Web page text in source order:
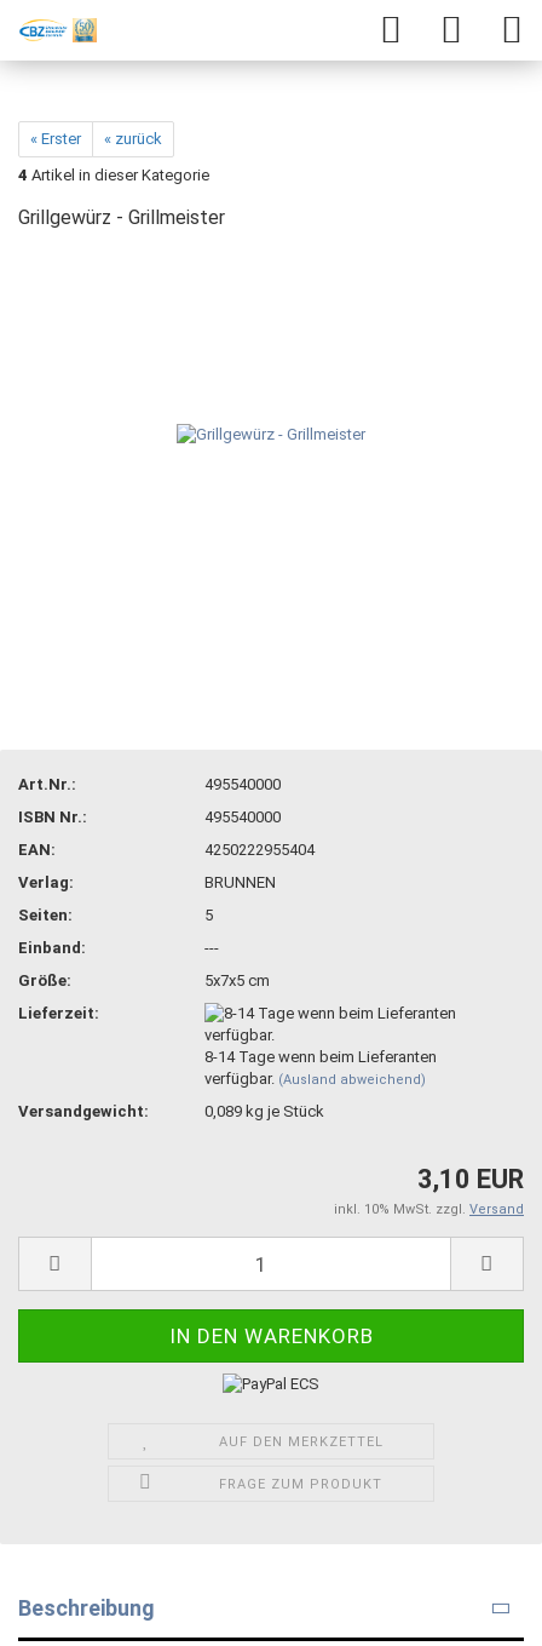
« Erster
« zurück
4 Artikel in dieser Kategorie
Grillgewürz - Grillmeister
Art.Nr.:
495540000
ISBN Nr.:
495540000
EAN:
4250222955404
Verlag:
BRUNNEN
Seiten:
5
Einband:
---
Größe:
5x7x5 cm
Lieferzeit:
8-14 Tage wenn beim Lieferanten
verfügbar. (Ausland abweichend)
Versandgewicht: 0,089 kg je Stück
3,10 EUR
inkl. 10% MwSt. zzgl. Versand
AUF DEN MERKZETTEL
FRAGE ZUM PRODUKT
Beschreibung